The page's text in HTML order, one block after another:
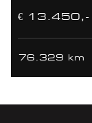
€ 13.450,-
76.329 km